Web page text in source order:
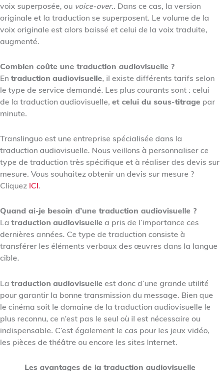
voix superposée, ou voice-over.. Dans ce cas, la version
originale et la traduction se superposent. Le volume de la
voix originale est alors baissé et celui de la voix traduite,
augmenté.
Combien coûte une traduction audiovisuelle ?
En traduction audiovisuelle, il existe différents tarifs selon
le type de service demandé. Les plus courants sont : celui
de la traduction audiovisuelle, et celui du sous-titrage par
minute.
Translinguo est une entreprise spécialisée dans la
traduction audiovisuelle. Nous veillons à personnaliser ce
type de traduction très spécifique et à réaliser des devis sur
mesure. Vous souhaitez obtenir un devis sur mesure ?
Cliquez ICI.
Quand ai-je besoin d’une traduction audiovisuelle ?
La traduction audiovisuelle a pris de l’importance ces
dernières années. Ce type de traduction consiste à
transférer les éléments verbaux des œuvres dans la langue
cible.
La traduction audiovisuelle est donc d’une grande utilité
pour garantir la bonne transmission du message. Bien que
le cinéma soit le domaine de la traduction audiovisuelle le
plus reconnu, ce n’est pas le seul où il est nécessaire ou
indispensable. C’est également le cas pour les jeux vidéo,
les pièces de théâtre ou encore les sites Internet.
Les avantages de la traduction audiovisuelle